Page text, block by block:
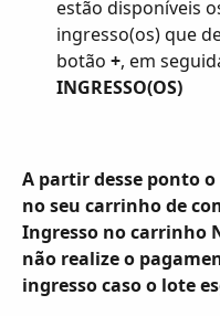
estão disponíveis
ingresso(os) que
botão +, em
INGRESSO(OS)
A partir desse ponto
no seu carrinho de
Ingresso no carrinho
não realize o
ingresso caso o lote